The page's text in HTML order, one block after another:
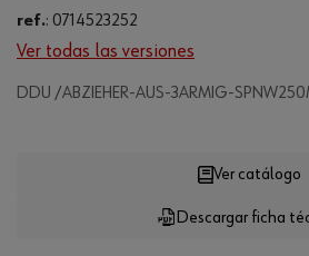
ref.: 0714523252
Ver todas las versiones
DDU /ABZIEHER-AUS-3ARMIG-
Descargar ficha
Ver catálogo